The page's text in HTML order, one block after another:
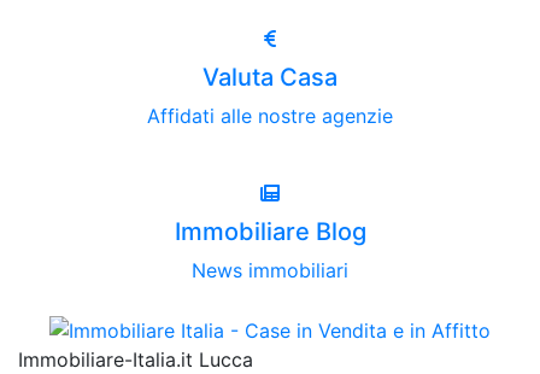
Valuta Casa
Affidati alle nostre agenzie
Immobiliare Blog
News immobiliari
Immobiliare-Italia.it Lucca